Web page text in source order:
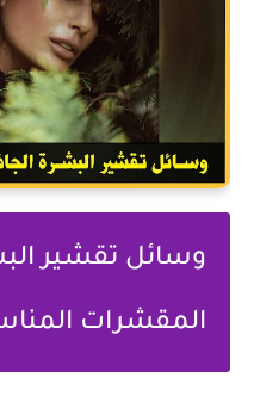
وسائل تقشير
المقشرات